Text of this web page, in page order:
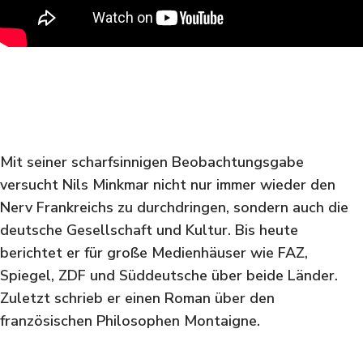
Mit seiner scharfsinnigen Beobachtungsgabe
versucht Nils Minkmar nicht nur immer wieder den
Nerv Frankreichs zu durchdringen, sondern auch die
deutsche Gesellschaft und Kultur. Bis heute
berichtet er für große Medienhäuser wie FAZ,
Spiegel, ZDF und Süddeutsche über beide Länder.
Zuletzt schrieb er einen Roman über den
französischen Philosophen Montaigne.